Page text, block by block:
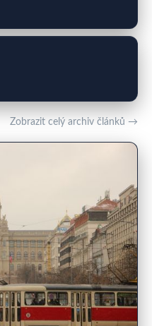
Zobrazit celý archiv článků →